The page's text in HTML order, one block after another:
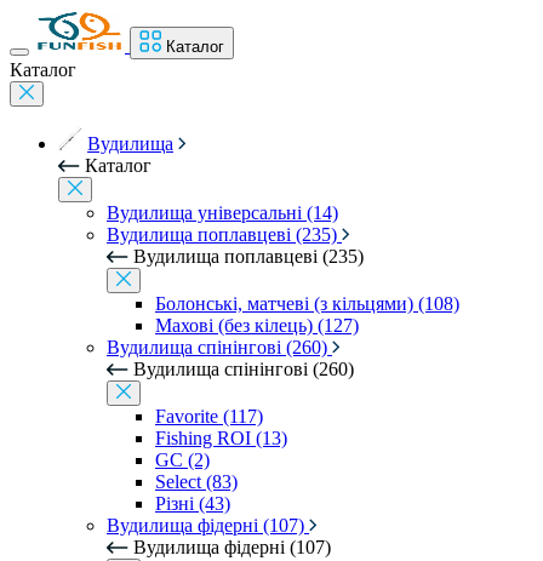
Каталог
Каталог
Вудилища
Каталог
Вудилища універсальні (14)
Вудилища поплавцеві (235)
Вудилища поплавцеві (235)
Болонські, матчеві (з кільцями) (108)
Махові (без кілець) (127)
Вудилища спінінгові (260)
Вудилища спінінгові (260)
Favorite (117)
Fishing ROI (13)
GC (2)
Select (83)
Різні (43)
Вудилища фідерні (107)
Вудилища фідерні (107)